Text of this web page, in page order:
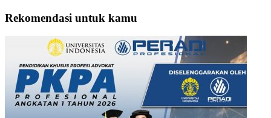
Rekomendasi untuk kamu